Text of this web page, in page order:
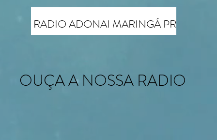
RADIO ADONAI MARINGÁ PR
OUÇA A NOSSA RADIO